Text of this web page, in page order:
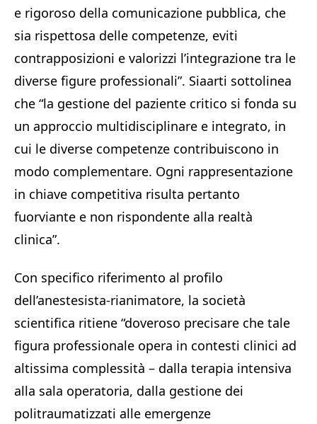
e rigoroso della comunicazione pubblica, che
sia rispettosa delle competenze, eviti
contrapposizioni e valorizzi l’integrazione tra le
diverse figure professionali”. Siaarti sottolinea
che “la gestione del paziente critico si fonda su
un approccio multidisciplinare e integrato, in
cui le diverse competenze contribuiscono in
modo complementare. Ogni rappresentazione
in chiave competitiva risulta pertanto
fuorviante e non rispondente alla realtà
clinica”.
Con specifico riferimento al profilo
dell’anestesista-rianimatore, la società
scientifica ritiene “doveroso precisare che tale
figura professionale opera in contesti clinici ad
altissima complessità – dalla terapia intensiva
alla sala operatoria, dalla gestione dei
politraumatizzati alle emergenze